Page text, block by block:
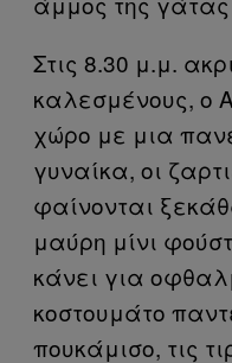
Στις 8.30 μ.μ.
καλεσμένους, ο
χώρο με μια
γυναίκα, οι
φαίνονται
μαύρη μίνι
κάνει για
κοστουμάτο
πουκάμισο, τις